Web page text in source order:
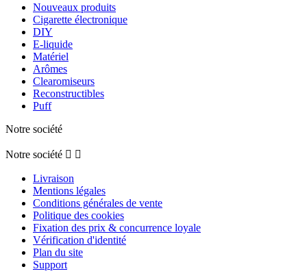
Nouveaux produits
Cigarette électronique
DIY
E-liquide
Matériel
Arômes
Clearomiseurs
Reconstructibles
Puff
Notre société
Notre société  
Livraison
Mentions légales
Conditions générales de vente
Politique des cookies
Fixation des prix & concurrence loyale
Vérification d'identité
Plan du site
Support